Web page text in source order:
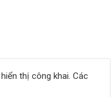
thị công khai. Các